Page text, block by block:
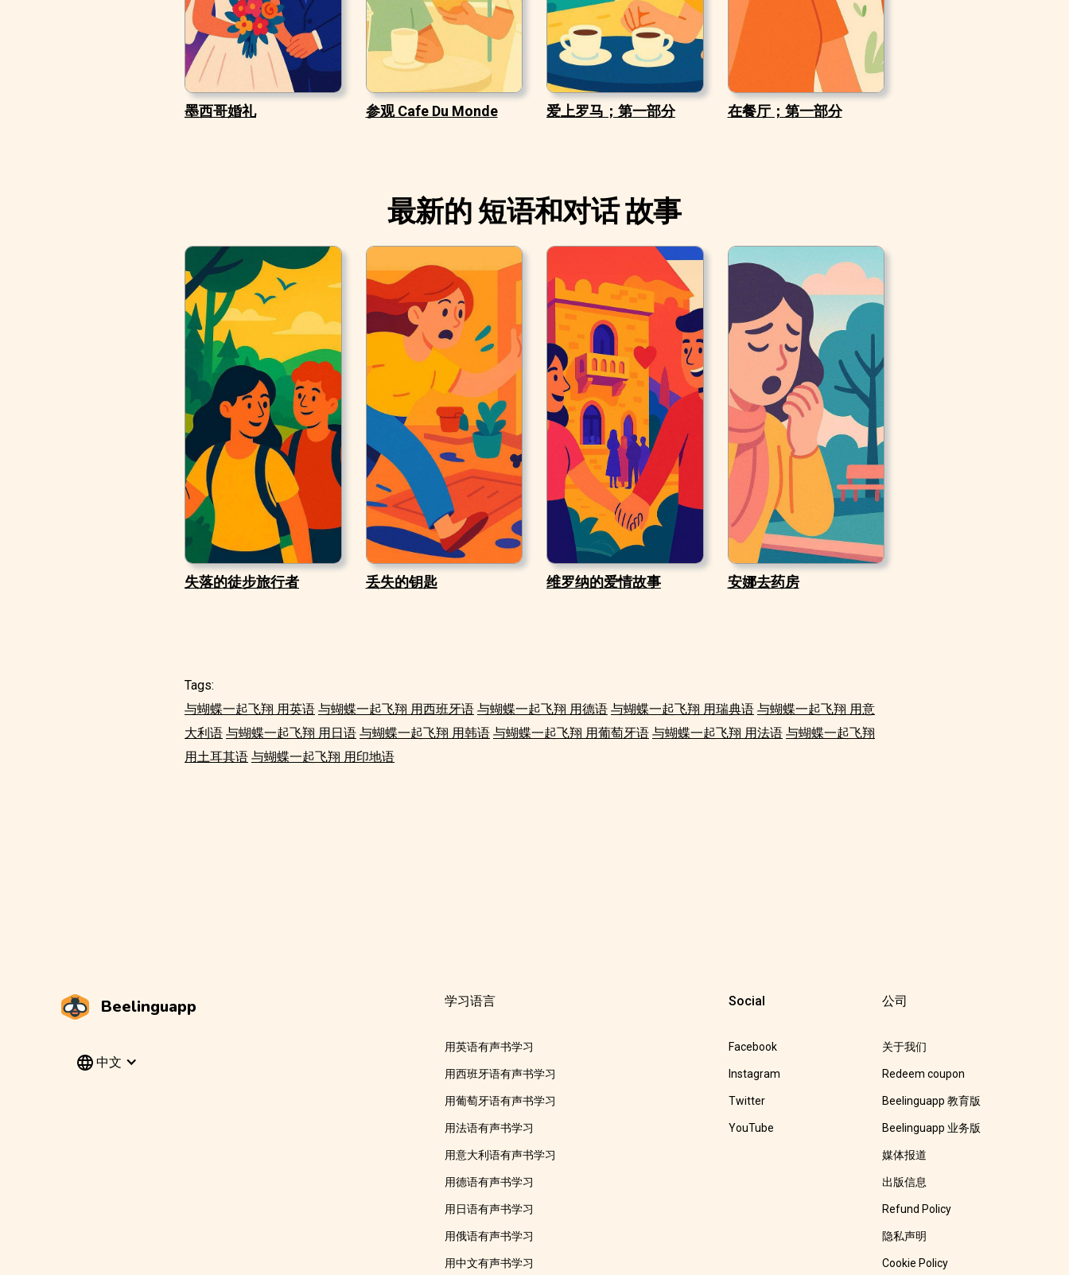
墨西哥婚礼 参观 Cafe Du Monde 爱上罗马；第一部分 在餐厅；第一部分
最新的 短语和对话 故事
失落的徒步旅行者 丢失的钥匙 维罗纳的爱情故事 安娜去药房
Tags:
与蝴蝶一起飞翔 用英语 与蝴蝶一起飞翔 用西班牙语 与蝴蝶一起飞翔 用德语 与蝴蝶一起飞翔 用瑞典语 与蝴蝶一起飞翔 用意
大利语 与蝴蝶一起飞翔 用日语 与蝴蝶一起飞翔 用韩语 与蝴蝶一起飞翔 用葡萄牙语 与蝴蝶一起飞翔 用法语 与蝴蝶一起飞翔
用土耳其语 与蝴蝶一起飞翔 用印地语
Beelinguapp
中文
学习语言
用英语有声书学习
用西班牙语有声书学习
用葡萄牙语有声书学习
用法语有声书学习
用意大利语有声书学习
用德语有声书学习
用日语有声书学习
用俄语有声书学习
用中文有声书学习
Social
Facebook
Instagram
Twitter
YouTube
公司
关于我们
Redeem coupon
Beelinguapp 教育版
Beelinguapp 业务版
媒体报道
出版信息
Refund Policy
隐私声明
Cookie Policy